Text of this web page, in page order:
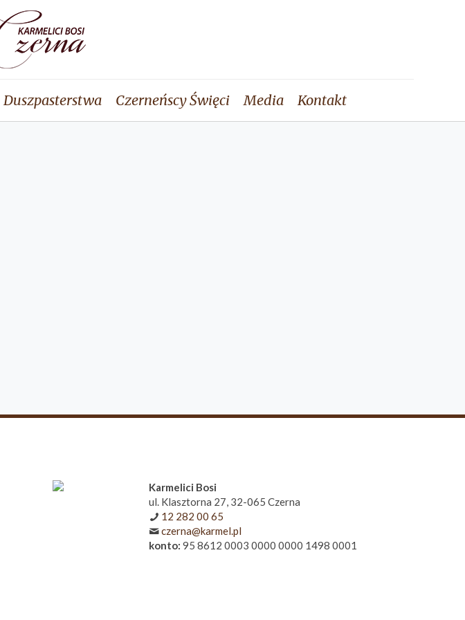
Duszpasterstwa Czerneńscy Święci Media Kontakt
Karmelici Bosi
ul. Klasztorna 27, 32-065 Czerna
12 282 00 65
czerna@karmel.pl
konto: 95 8612 0003 0000 0000 1498 0001